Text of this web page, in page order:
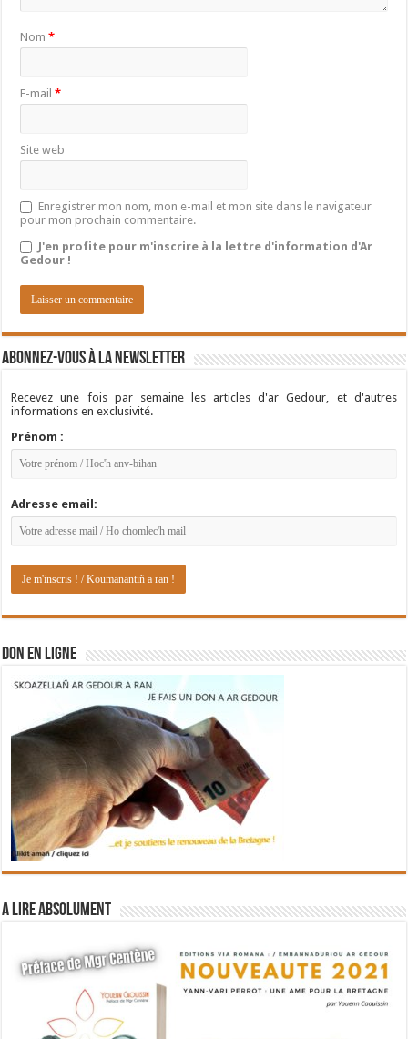
Nom*
E-mail*
Site web
Enregistrer mon nom, mon e-mail et mon site dans le navigateur
pour mon prochain commentaire.
J'en profite pour m'inscrire à la lettre d'information d'Ar
Gedour !
Abonnez-vous à la newsletter
Recevez une fois par semaine les articles d'ar Gedour, et d'autres
informations en exclusivité.
Prénom :
Adresse email:
DON EN LIGNE
A lire absolument